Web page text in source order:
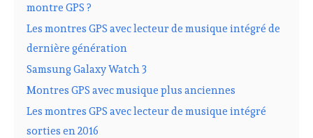
montre GPS ?
Les montres GPS avec lecteur de musique intégré de
dernière génération
Samsung Galaxy Watch 3
Montres GPS avec musique plus anciennes
Les montres GPS avec lecteur de musique intégré
sorties en 2016